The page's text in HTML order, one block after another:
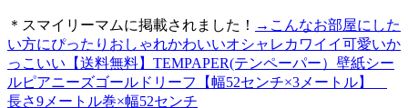
＊スマイリーマムに掲載されました！ →こんなお部屋にした
い方にぴったりおしゃれかわいいオシャレカワイイ可愛いか
っこいい【送料無料】TEMPAPER(テンペーパー）壁紙シー
ルピアニーズゴールドリーフ【幅52センチ×3メートル】
長さ9メートル巻×幅52センチ